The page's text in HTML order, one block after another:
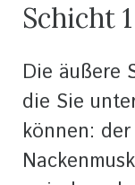
Schicht
Die äußere
die Sie
können: